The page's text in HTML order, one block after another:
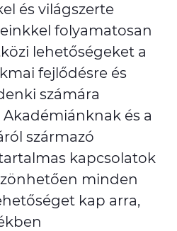
és világszerte
folyamatosan
lehetőségeket a
fejlődésre és
számára
és a
származó
kapcsolatok
minden
kap arra,